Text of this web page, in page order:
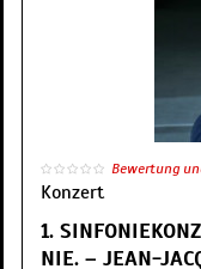
Bewertung
Konzert
1.
NIE. – JEAN-